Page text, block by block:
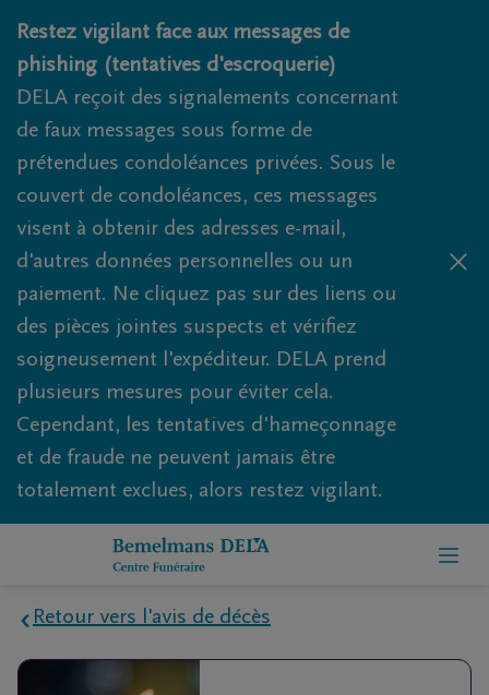
Obituaries.breadcrumbs.SkipLink
Restez vigilant face aux messages de
phishing (tentatives d'escroquerie)
DELA reçoit des signalements concernant
de faux messages sous forme de
prétendues condoléances privées. Sous le
couvert de condoléances, ces messages
visent à obtenir des adresses e-mail,
d'autres données personnelles ou un
paiement. Ne cliquez pas sur des liens ou
des pièces jointes suspects et vérifiez
soigneusement l'expéditeur. DELA prend
plusieurs mesures pour éviter cela.
Cependant, les tentatives d'hameçonnage
et de fraude ne peuvent jamais être
totalement exclues, alors restez vigilant.
Home
Retour vers l'avis de décès